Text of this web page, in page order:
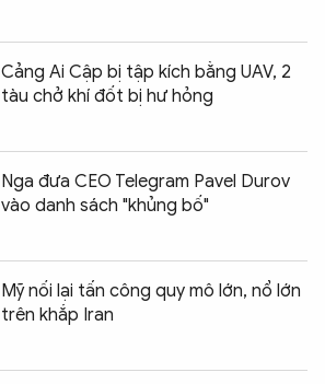
Cảng Ai Cập bị tập kích bằng UAV, 2
tàu chở khí đốt bị hư hỏng
Nga đưa CEO Telegram Pavel Durov
vào danh sách "khủng bố"
Mỹ nối lại tấn công quy mô lớn, nổ lớn
trên khắp Iran